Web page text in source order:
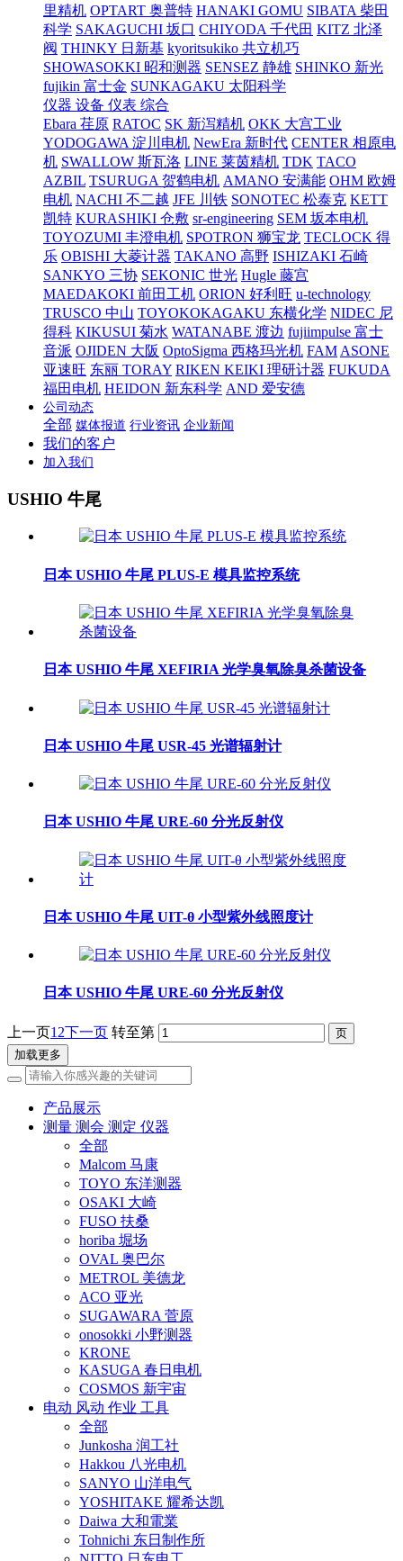
里精机 OPTART 奥普特 HANAKI GOMU SIBATA 柴田
科学 SAKAGUCHI 坂口 CHIYODA 千代田 KITZ 北泽
阀 THINKY 日新基 kyoritsukiko 共立机巧
SHOWASOKKI 昭和测器 SENSEZ 静雄 SHINKO 新光
fujikin 富士金 SUNKAGAKU 太阳科学
仪器 设备 仪表 综合
Ebara 荏原 RATOC SK 新泻精机 OKK 大宫工业
YODOGAWA 淀川电机 NewEra 新时代 CENTER 相原电
机 SWALLOW 斯瓦洛 LINE 莱茵精机 TDK TACO
AZBIL TSURUGA 贺鹤电机 AMANO 安满能 OHM 欧姆
电机 NACHI 不二越 JFE 川铁 SONOTEC 松泰克 KETT
凯特 KURASHIKI 仓敷 sr-engineering SEM 坂本电机
TOYOZUMI 丰澄电机 SPOTRON 狮宝龙 TECLOCK 得
乐 OBISHI 大菱计器 TAKANO 高野 ISHIZAKI 石崎
SANKYO 三协 SEKONIC 世光 Hugle 藤宫
MAEDAKOKI 前田工机 ORION 好利旺 u-technology
TRUSCO 中山 TOYOKOKAGAKU 东横化学 NIDEC 尼
得科 KIKUSUI 菊水 WATANABE 渡边 fujiimpulse 富士
音派 OJIDEN 大阪 OptoSigma 西格玛光机 FAM ASONE
亚速旺 东丽 TORAY RIKEN KEIKI 理研计器 FUKUDA
福田电机 HEIDON 新东科学 AND 爱安德
公司动态
全部 媒体报道 行业资讯 企业新闻
我们的客户
加入我们
USHIO 牛尾
日本 USHIO 牛尾 PLUS-E 模具监控系统
日本 USHIO 牛尾 XEFIRIA 光学臭氧除臭杀菌设备
日本 USHIO 牛尾 USR-45 光谱辐射计
日本 USHIO 牛尾 URE-60 分光反射仪
日本 USHIO 牛尾 UIT-θ 小型紫外线照度计
日本 USHIO 牛尾 URE-60 分光反射仪
上一页1 2下一页 转至第
加载更多
产品展示
测量 测会 测定 仪器
全部
Malcom 马康
TOYO 东洋测器
OSAKI 大崎
FUSO 扶桑
horiba 堀场
OVAL 奥巴尔
METROL 美德龙
ACO 亚光
SUGAWARA 菅原
onosokki 小野测器
KRONE
KASUGA 春日电机
COSMOS 新宇宙
电动 风动 作业 工具
全部
Junkosha 润工社
Hakkou 八光电机
SANYO 山洋电气
YOSHITAKE 耀希达凯
Daiwa 大和電業
Tohnichi 东日制作所